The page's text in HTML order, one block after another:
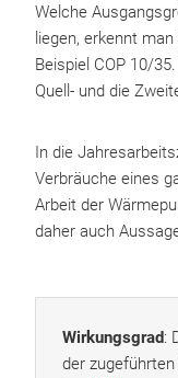
Welche
liegen, erkennt
Beispiel COP 10/
Quell- und die
In die
Verbräuche eines
Arbeit der
daher auch
Wirkungsgrad:
der